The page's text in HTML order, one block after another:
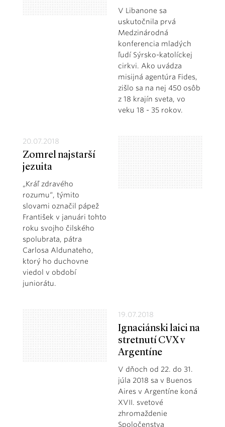
V Libanone sa
uskutočnila prvá
Medzinárodná
konferencia mladých
ľudí Sýrsko-katolíckej
cirkvi. Ako uvádza
misijná agentúra Fides,
zišlo sa na nej 450 osôb
z 18 krajín sveta, vo
veku 18 - 35 rokov.
20.07.2018
Zomrel najstarší
jezuita
„Kráľ zdravého
rozumu“, týmito
slovami označil pápež
František v januári tohto
roku svojho čilského
spolubrata, pátra
Carlosa Aldunateho,
ktorý ho duchovne
viedol v období
juniorátu.
19.07.2018
Ignaciánski laici na
stretnutí CVX v
Argentíne
V dňoch od 22. do 31.
júla 2018 sa v Buenos
Aires v Argentíne koná
XVII. svetové
zhromaždenie
Spoločenstva